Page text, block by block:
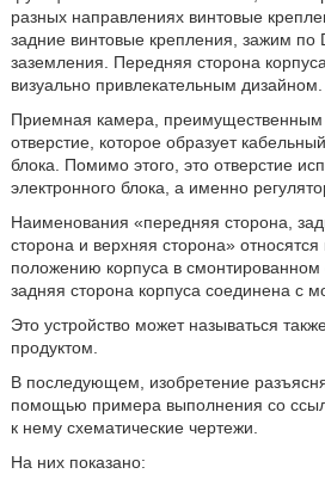
разных направлениях винтовые
задние винтовые крепления, зажим по
заземления. Передняя сторона
визуально привлекательным дизайном.
Приемная камера,
отверстие, которое образует
блока. Помимо этого, это отверстие
электронного блока, а именно
Наименования «передняя сторона,
сторона и верхняя сторона»
положению корпуса в смонтированном
задняя сторона корпуса соединена с
Это устройство может называться
продуктом.
В последующем, изобретение
помощью примера выполнения со
к нему схематические чертежи.
На них показано: